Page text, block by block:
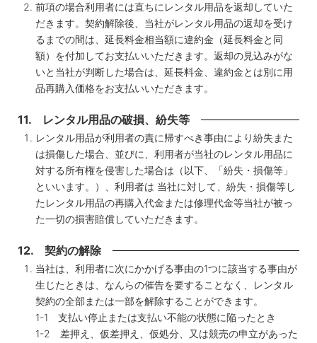
前項の場合利用者には直ちにレンタル用品を返却していた
だきます。契約解除後、当社がレンタル用品の返却を受け
るまでの間は、延長料金相当額に違約金（延長料金と同
額）を付加してお支払いいただきます。返却の見込みがな
いと当社が判断した場合は、延長料金、違約金とは別に用
品再購入価格をお支払いいただきます。
11. レンタル用品の破損、紛失等
レンタル用品が利用者の責に帰すべき事由により紛失また
は損傷した場合、並びに、利用者が当社のレンタル用品に
対する所有権を侵害した場合は（以下、「紛失・損傷等」
といいます。）、利用者は 当社に対して、紛失・損傷等し
たレンタル用品の再購入代金または修理代金等当社が被っ
た一切の損害賠償していただきます。
12. 契約の解除
当社は、利用者に次にかかげる事由の1つに該当する事由が
生じたときは、なんらの催告を要することなく、レンタル
契約の全部または一部を解除することができます。
1-1 支払い停止または支払い不能の状態に陥ったとき
1-2 差押え、仮差押え、仮処分、又は競売の申立があった